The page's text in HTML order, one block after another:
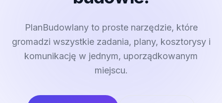
PlanBudowlany to proste narzędzie, które
gromadzi wszystkie zadania, plany, kosztorysy i
komunikację w jednym, uporządkowanym
miejscu.